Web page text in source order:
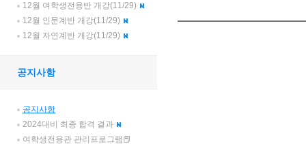
12월 여학생전용반 개강(11/29)
12월 인문계반 개강(11/29)
12월 자연계반 개강(11/29)
공지사항
공지사항
2024대비 최종 합격 결과
여학생전용관 관리프로그램📕